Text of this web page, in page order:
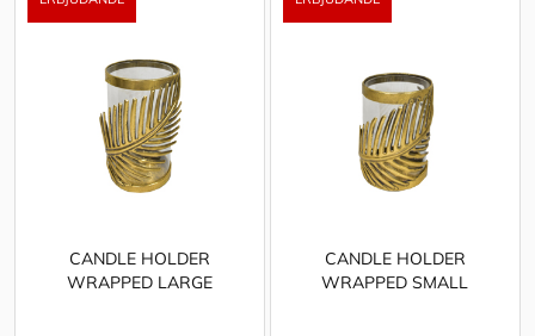
CANDLE HOLDER
WRAPPED LARGE
CANDLE HOLDER
WRAPPED SMALL